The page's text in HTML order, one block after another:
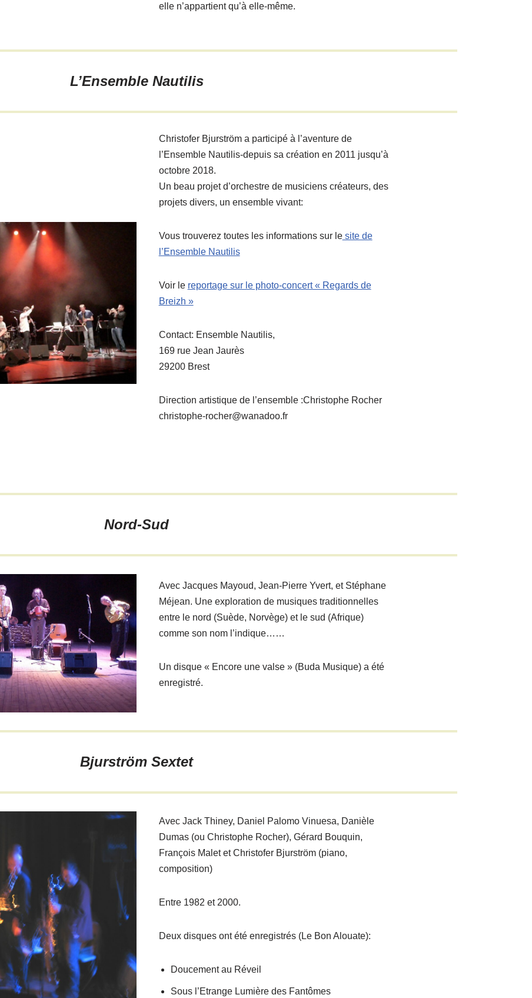
elle n’appartient qu’à elle-même.
L’Ensemble Nautilis
Christofer Bjurström a participé à l’aventure de
l’Ensemble Nautilis-depuis sa création en 2011 jusqu’à
octobre 2018.
Un beau projet d’orchestre de musiciens créateurs, des
projets divers, un ensemble vivant:
Vous trouverez toutes les informations sur lesite de
l’Ensemble Nautilis
Voir le reportage sur le photo-concert « Regards de
Breizh »
Contact: Ensemble Nautilis,
169 rue Jean Jaurès
29200 Brest
Direction artistique de l’ensemble :Christophe Rocher
christophe-rocher@wanadoo.fr
Nord-Sud
Avec Jacques Mayoud, Jean-Pierre Yvert, et Stéphane
Méjean. Une exploration de musiques traditionnelles
entre le nord (Suède, Norvège) et le sud (Afrique)
comme son nom l’indique……
Un disque « Encore une valse » (Buda Musique) a été
enregistré.
Bjurström Sextet
Avec Jack Thiney, Daniel Palomo Vinuesa, Danièle
Dumas (ou Christophe Rocher), Gérard Bouquin,
François Malet et Christofer Bjurström (piano,
composition)
Entre 1982 et 2000.
Deux disques ont été enregistrés (Le Bon Alouate):
Doucement au Réveil
Sous l’Etrange Lumière des Fantômes